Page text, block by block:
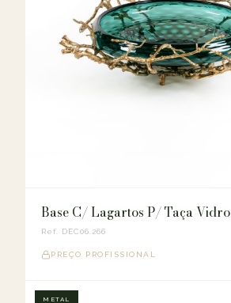
Base C/ Lagartos P/ Taça Vidro
Ref. DEC06.266
PREÇO PROFISSIONAL
METAL